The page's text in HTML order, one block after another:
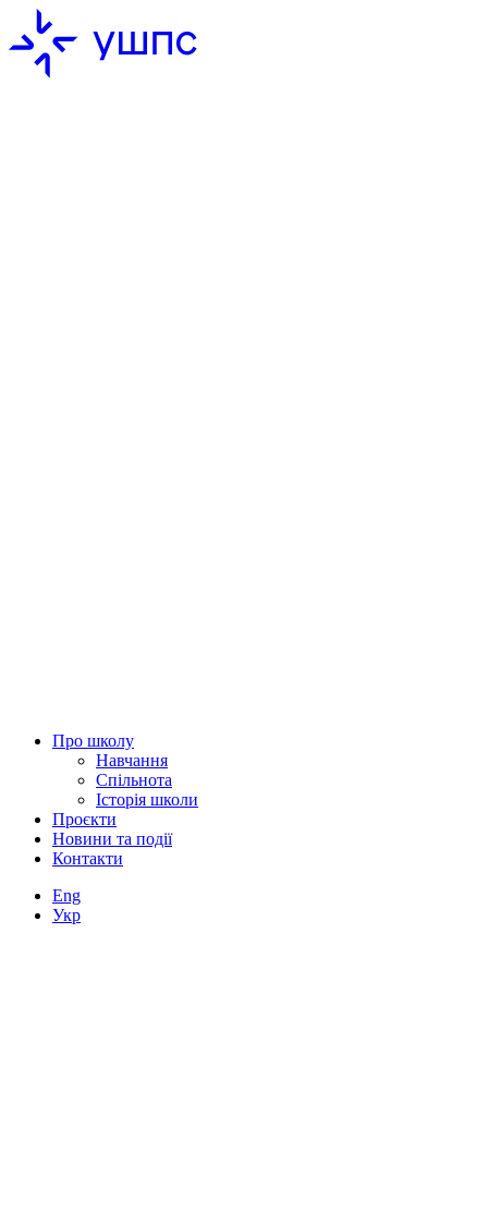
Про школу
Навчання
Спільнота
Історія школи
Проєкти
Новини та події
Контакти
Eng
Укр